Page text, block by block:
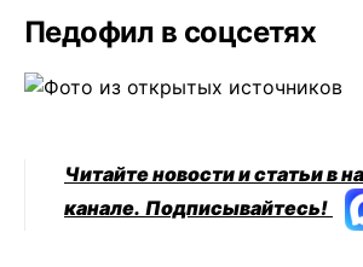
Педофил в соцсетях
Читайте новости и статьи в
канале. Подписывайтесь!